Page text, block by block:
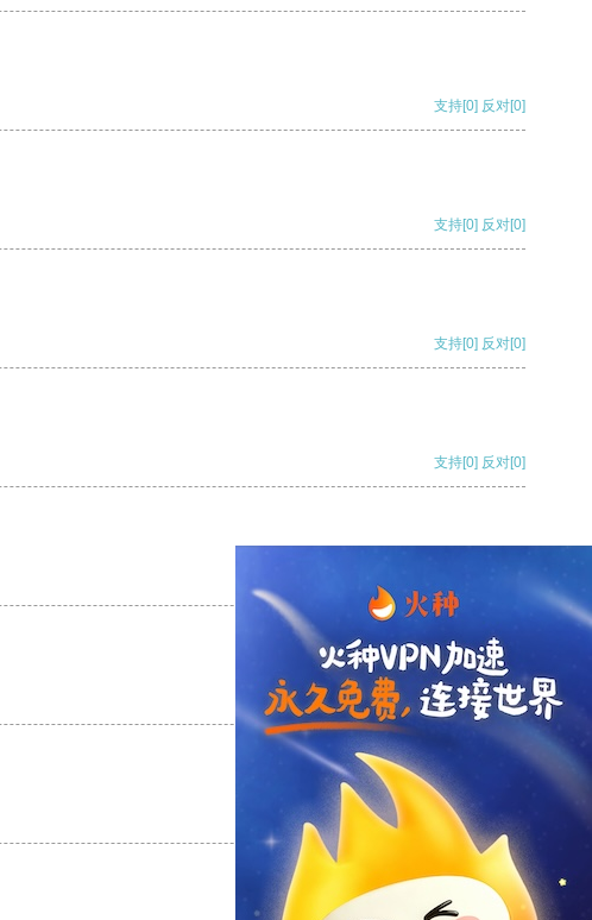
支持[0] 反对[0]
支持[0] 反对[0]
支持[0] 反对[0]
支持[0] 反对[0]
支持 [0] 反对[0]
支持[0] 反对